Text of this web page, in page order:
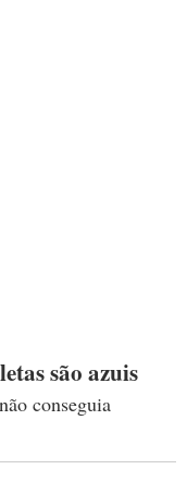
são azuis
conseguia